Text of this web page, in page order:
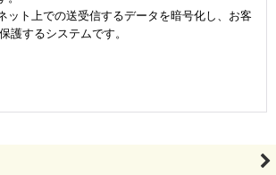
ット上での送受信するデータを暗号化し、お客
護するシステムです。